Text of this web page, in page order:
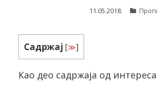
11.05.2018.
Садржај [≫]
Као део садржаја од